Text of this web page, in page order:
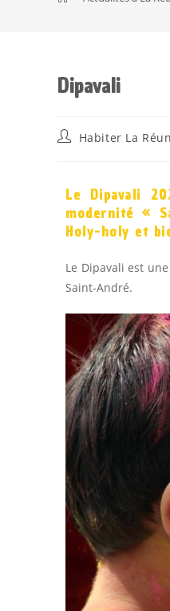
Dipavali
Habiter La
Le Dipavali
modernité «
Holy-holy et
Le Dipavali est
Saint-André.